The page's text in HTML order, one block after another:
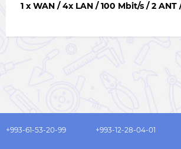
1 x WAN / 4x LAN / 100 Mbit/s / 2 ANT
+993-61-53-20-99 +993-12-28-04-01